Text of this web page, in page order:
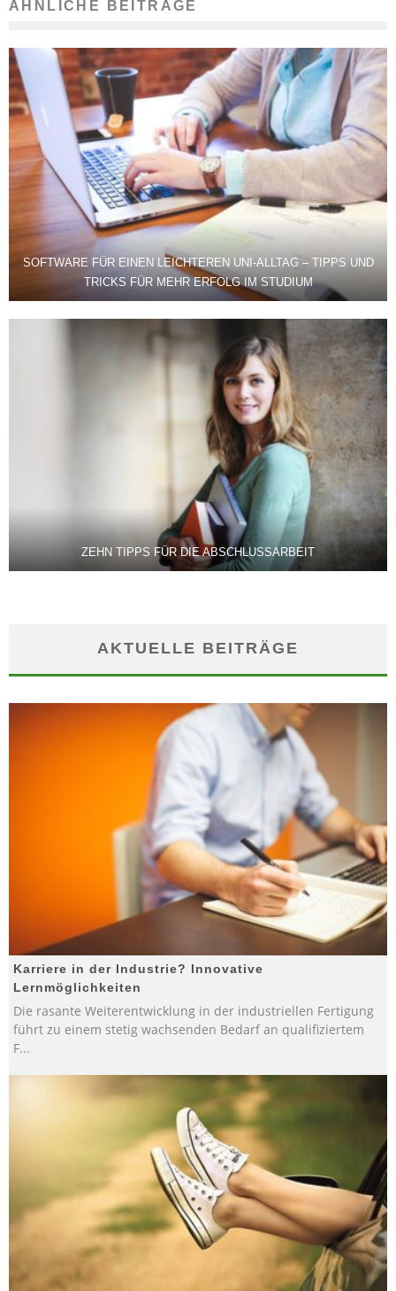
ÄHNLICHE BEITRÄGE
SOFTWARE FÜR EINEN LEICHTEREN UNI-ALLTAG – TIPPS UND
TRICKS FÜR MEHR ERFOLG IM STUDIUM
ZEHN TIPPS FÜR DIE ABSCHLUSSARBEIT
AKTUELLE BEITRÄGE
Karriere in der Industrie? Innovative
Lernmöglichkeiten
Die rasante Weiterentwicklung in der industriellen Fertigung
führt zu einem stetig wachsenden Bedarf an qualifiziertem
F...